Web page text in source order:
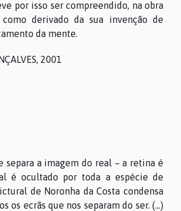
por isso ser compreendido, na obra
derivado da sua invenção de
da mente.
2001
separa a imagem do real – a retina é
é ocultado por toda a espécie de
de Noronha da Costa condensa
os ecrãs que nos separam do ser. (...)